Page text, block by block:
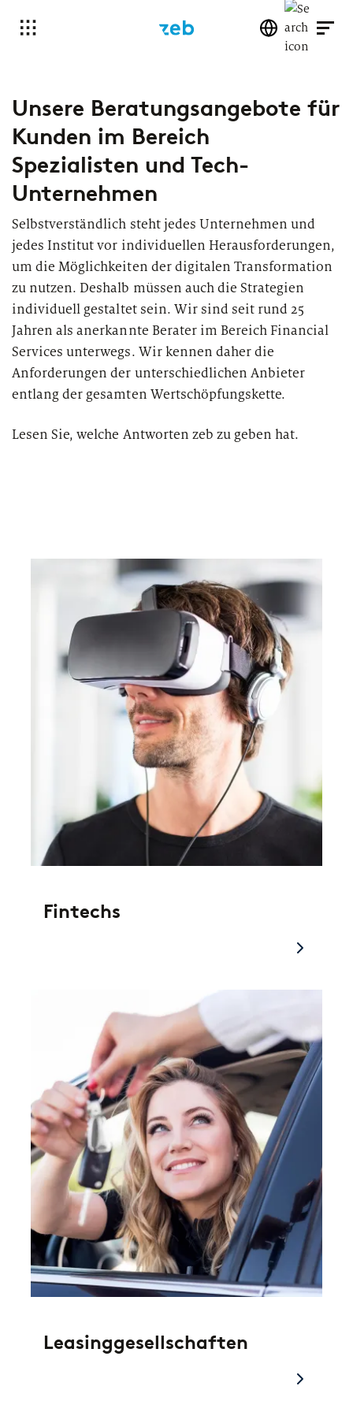
Unsere Beratungsangebote für
Kunden im Bereich
Spezialisten und Tech-
Unternehmen
Selbstverständlich steht jedes Unternehmen und
jedes Institut vor individuellen Herausforderungen,
um die Möglichkeiten der digitalen Transformation
zu nutzen. Deshalb müssen auch die Strategien
individuell gestaltet sein. Wir sind seit rund 25
Jahren als anerkannte Berater im Bereich Financial
Services unterwegs. Wir kennen daher die
Anforderungen der unterschiedlichen Anbieter
entlang der gesamten Wertschöpfungskette.
Lesen Sie, welche Antworten zeb zu geben hat.
Fintechs
Leasinggesellschaften